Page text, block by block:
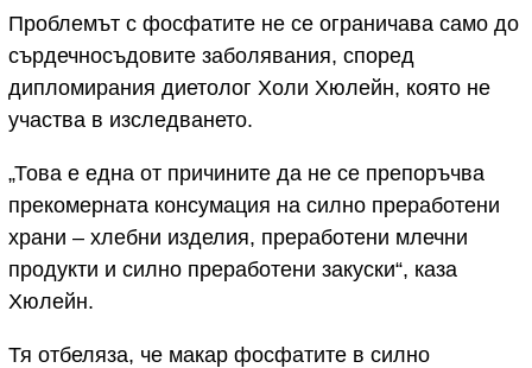
Проблемът с фосфатите не се ограничава само до
сърдечносъдовите заболявания, според
дипломирания диетолог Холи Хюлейн, която не
участва в изследването.
„Това е една от причините да не се препоръчва
прекомерната консумация на силно преработени
храни – хлебни изделия, преработени млечни
продукти и силно преработени закуски“, каза
Хюлейн.
Тя отбеляза, че макар фосфатите в силно